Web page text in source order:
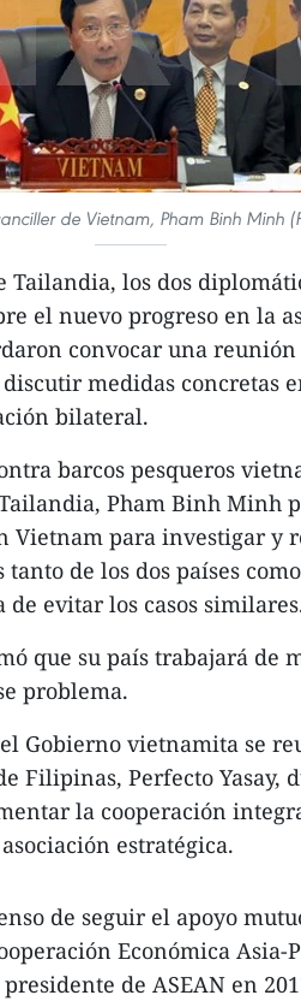
de Vietnam, Pham Binh Minh
Tailandia, los dos
el nuevo progreso en la
convocar una
medidas concretas
bilateral.
barcos pesqueros
Pham Binh Minh
Vietnam para investigar y
de los dos países
evitar los casos
que su país trabajará de
problema.
Gobierno vietnamita se
Filipinas, Perfecto Yasay,
la cooperación
estratégica.
de seguir el apoyo
Económica Asia-
de ASEAN en